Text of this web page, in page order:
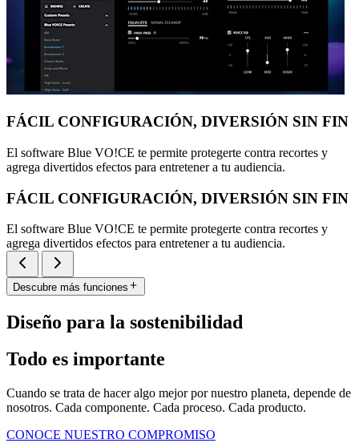
FÁCIL CONFIGURACIÓN, DIVERSIÓN SIN FIN
El software Blue VO!CE te permite protegerte contra recortes y
agrega divertidos efectos para entretener a tu audiencia.
FÁCIL CONFIGURACIÓN, DIVERSIÓN SIN FIN
El software Blue VO!CE te permite protegerte contra recortes y
agrega divertidos efectos para entretener a tu audiencia.
Descubre más funciones
Diseño para la sostenibilidad
Todo es importante
Cuando se trata de hacer algo mejor por nuestro planeta, depende de
nosotros. Cada componente. Cada proceso. Cada producto.
CONOCE NUESTRO COMPROMISO